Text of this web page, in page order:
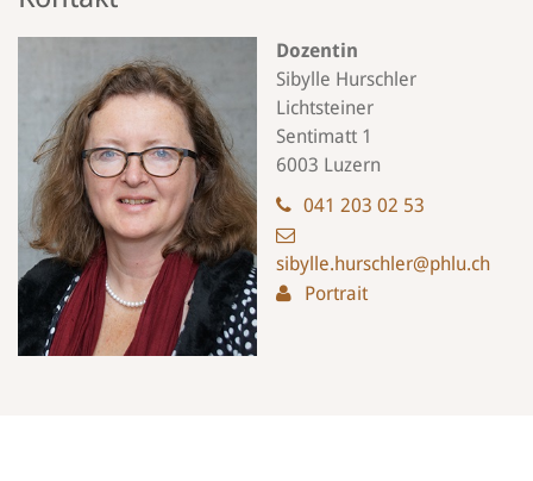
Dozentin
Sibylle Hurschler
Lichtsteiner
Sentimatt 1
6003 Luzern
041 203 02 53
sibylle.hurschler@phlu.ch
Portrait